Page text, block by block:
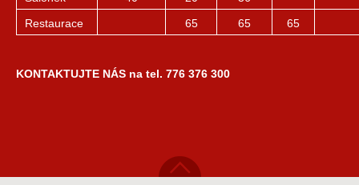
Restaurace
65 65 65
KONTAKTUJTE NÁS na tel. 776 376 300